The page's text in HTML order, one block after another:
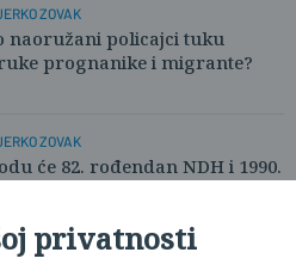
ZOVAK
naoružani policajci tuku
prognanike i migrante?
ZOVAK
će 82. rođendan NDH i 1990.
privatnosti